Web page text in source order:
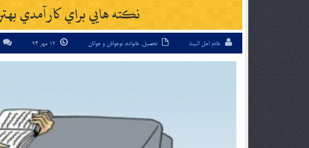
نكته ها‌یي براي كارآمدي
خادم اهل البیت تحصیل, خانواده, نوجوانان و جوانان